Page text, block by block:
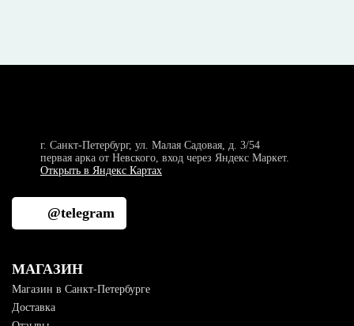
г. Санкт-Петербург, ул. Малая Садовая, д. 3/54
первая арка от Невского, вход через Яндекс Маркет.
Открыть в Яндекс Картах
@telegram
МАГАЗИН
Магазин в Санкт-Петербурге
Доставка